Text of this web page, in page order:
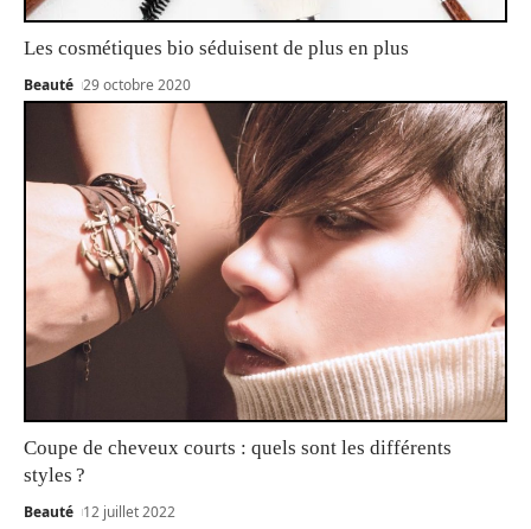
Les cosmétiques bio séduisent de plus en plus
Beauté 29 octobre 2020
Coupe de cheveux courts : quels sont les différents
styles ?
Beauté 12 juillet 2022